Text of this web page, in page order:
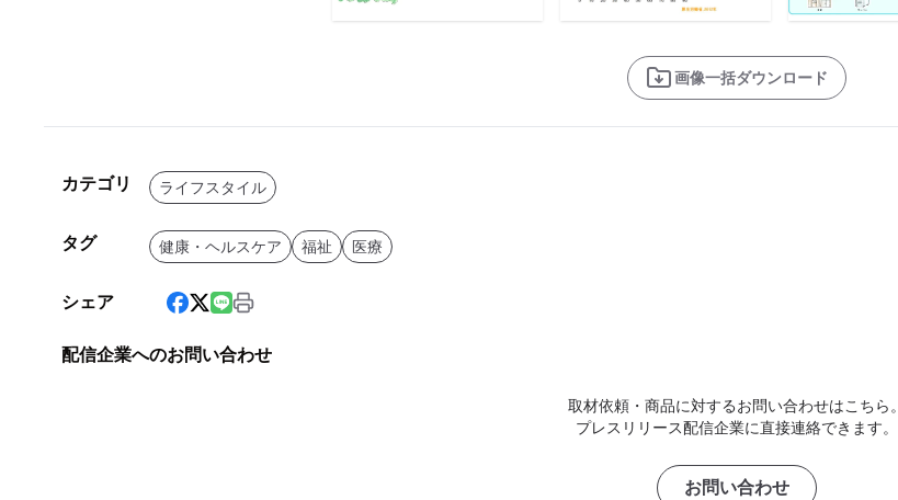
画像一括ダウンロード
カテゴリ ライフスタイル
タグ 健康・ヘルスケア 福祉 医療
シェア
配信企業へのお問い合わせ
取材依頼・商品に対するお問い合わせはこちら。
プレスリリース配信企業に直接連絡できます。
お問い合わせ